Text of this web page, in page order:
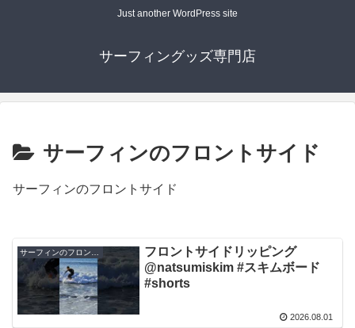
Just another WordPress site
サーフィングッズ専門店
サーフィンのフロントサイド
サーフィンのフロントサイド
フロントサイドリッピング
@natsumiskim #スキムボード
#shorts
2026.08.01